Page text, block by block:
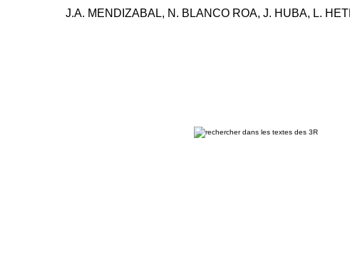
J.A. MENDIZABAL, N. BLANCO ROA, J. HUBA, L.